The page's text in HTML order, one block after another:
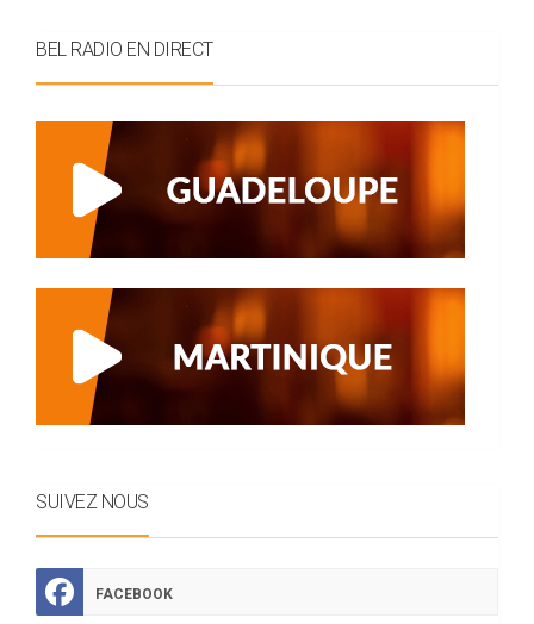
BEL RADIO EN DIRECT
SUIVEZ NOUS
FACEBOOK